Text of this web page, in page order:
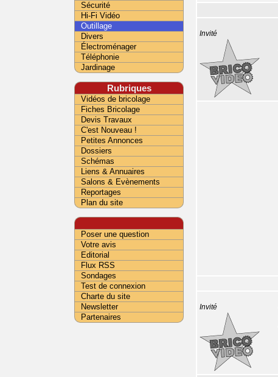
Invité
Invité
Sécurité
Hi-Fi Vidéo
Outillage
Divers
Électroménager
Téléphonie
Jardinage
Rubriques
Vidéos de bricolage
Fiches Bricolage
Devis Travaux
C'est Nouveau !
Petites Annonces
Dossiers
Schémas
Liens & Annuaires
Salons & Evènements
Reportages
Plan du site
Poser une question
Votre avis
Editorial
Flux RSS
Sondages
Test de connexion
Charte du site
Newsletter
Partenaires